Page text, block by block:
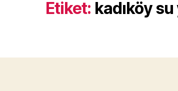
Etiket: kadıköy su